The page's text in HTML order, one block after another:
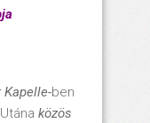
Kapelle-ben
Utána közös